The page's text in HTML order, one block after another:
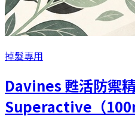
掉髮專用
Davines 甦活防禦
Superactive（